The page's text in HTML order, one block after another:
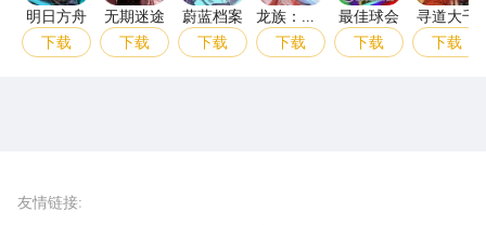
明日方舟
下载
无期迷途
下载
蔚蓝档案
下载
龙族：卡
塞尔之门
下载
最佳球会
下载
寻道大千
下载
友情链接: